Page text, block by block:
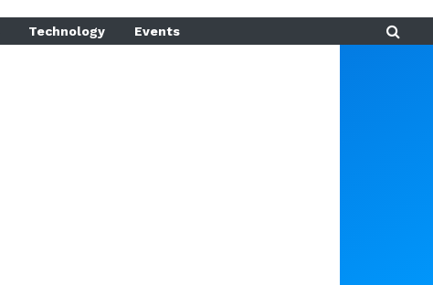
Technology Events